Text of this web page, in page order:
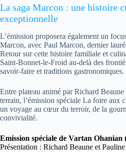
La saga Marcon : une histoire
exceptionnelle
L’émission proposera également un
Marcon, avec Paul Marcon, dernier
Retour sur cette histoire familiale et
Saint-Bonnet-le-Froid au-delà des
savoir-faire et traditions gastronomiques.
Entre plateau animé par Richard Beaune
terrain, l’émission spéciale La foire aux
un voyage au cœur du terroir, de la
convivialité.
Emission spéciale de Vartan Ohanian
Présentation : Richard Beaune et